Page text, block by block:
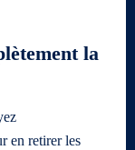
la
en retirer les